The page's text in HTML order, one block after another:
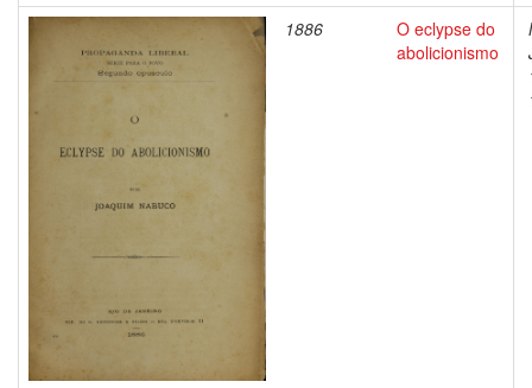
1886
O eclypse do
abolicionismo